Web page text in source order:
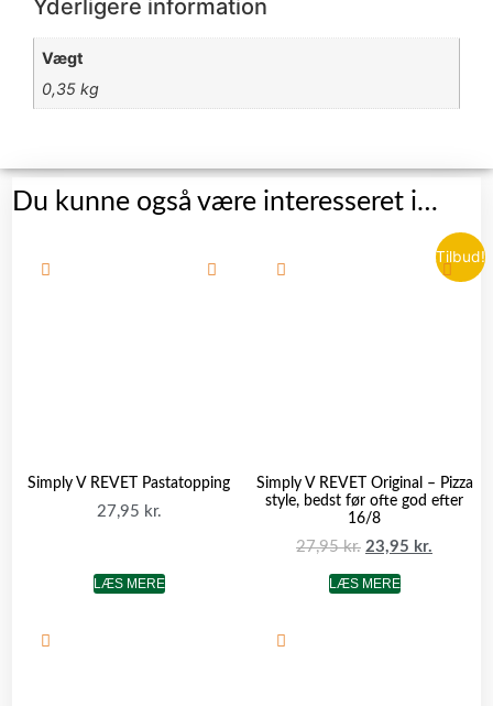
Yderligere information
Vægt
0,35 kg
Du kunne også være interesseret i…
Simply V REVET Pastatopping
27,95 kr.
LÆS MERE
Tilbud!
Simply V REVET Original – Pizza
style, bedst før ofte god efter
16/8
27,95kr. 23,95 kr.
LÆS MERE